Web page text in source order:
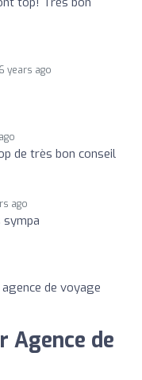
6 years ago
de très bon conseil
ago
sympa
de voyage
Agence de